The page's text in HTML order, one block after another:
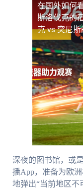
在国外如何
斯洛伐克的
克 vs 突尼
深夜的图书馆，或
播App，准备为欧
地弹出“当前地区不